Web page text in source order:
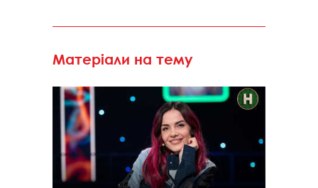
Матеріали на тему